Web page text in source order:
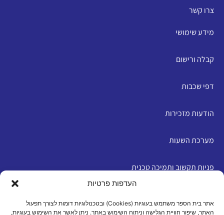
העדפות פרטיות
אתר בית הספר משתמש בעוגיות (Cookies) ובטכנולוגיות דומות לצורך תפעול
האתר, שיפור חוויית הגלישה וניתוח השימוש באתר. ניתן לאשר את השימוש בעוגיות,
צרו קשר
מידע שימושי
קבלה ורישום
דפי שכבות
הודעות מזכירות
מערכת השעות
פניות תקשוב ותמיכה טכנית